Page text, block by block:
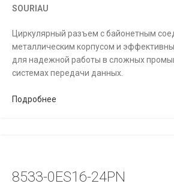
SOURIAU
Циркулярный разъем с байонетным
металлическим корпусом и
для надежной работы в сложных
системах передачи данных.
Подробнее
8533-0ES16-24PN